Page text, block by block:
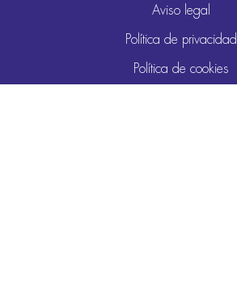
Aviso legal
Política de privacidad
Política de cookies